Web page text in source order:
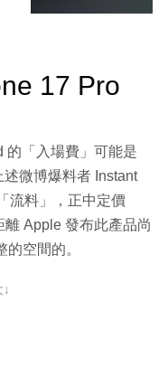
17 Pro
的「入場費」可能是
微博爆料者 Instant
流料」，正中定價
Apple 發布此產品尚
空間的。